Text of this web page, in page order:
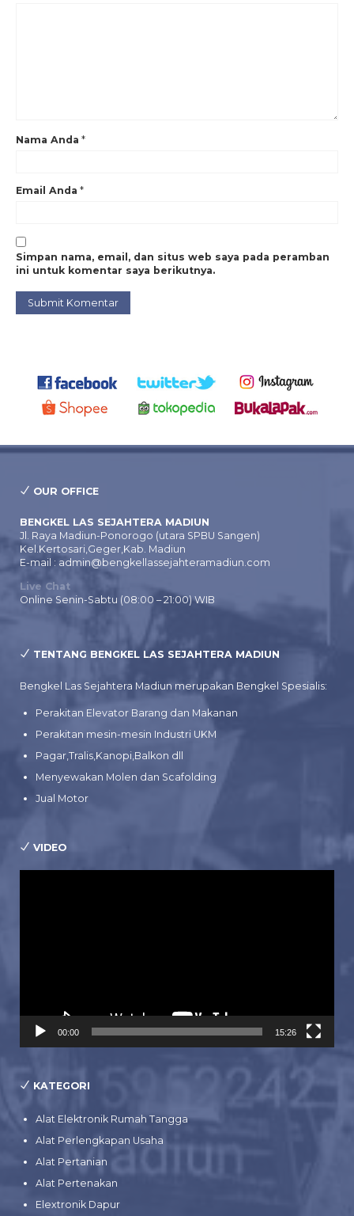
Nama Anda *
Email Anda *
Simpan nama, email, dan situs web saya pada peramban
ini untuk komentar saya berikutnya.
OUR OFFICE
BENGKEL LAS SEJAHTERA MADIUN
Jl. Raya Madiun-Ponorogo (utara SPBU Sangen)
Kel.Kertosari,Geger,Kab. Madiun
E-mail : admin@bengkellassejahteramadiun.com
Live Chat
Online Senin-Sabtu (08:00 – 21:00) WIB
TENTANG BENGKEL LAS SEJAHTERA MADIUN
Bengkel Las Sejahtera Madiun merupakan Bengkel Spesialis:
Perakitan Elevator Barang dan Makanan
Perakitan mesin-mesin Industri UKM
Pagar,Tralis,Kanopi,Balkon dll
Menyewakan Molen dan Scafolding
Jual Motor
VIDEO
00:00 15:26
KATEGORI
Alat Elektronik Rumah Tangga
Alat Perlengkapan Usaha
Alat Pertanian
Alat Pertenakan
Elextronik Dapur